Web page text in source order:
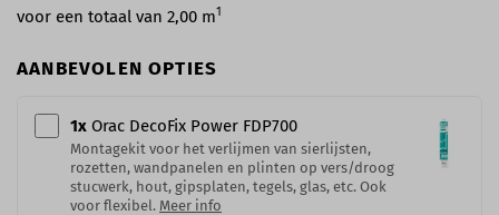
voor een totaal van 2,00 m1
AANBEVOLEN OPTIES
1x Orac DecoFix Power​ FDP700
Montagekit voor het verlijmen van sierlijsten,
rozetten, wandpanelen en plinten op vers/droog
stucwerk, hout, gipsplaten, tegels, glas, etc. Ook
voor flexibel. Meer info